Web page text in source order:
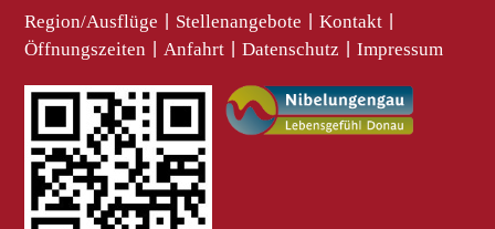
Region/Ausflüge Stellenangebote Kontakt
Öffnungszeiten Anfahrt Datenschutz Impressum